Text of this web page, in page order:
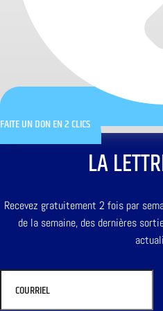
FAITE UN DON EN 2 CLICS
LA
Recevez gratuitement 2 fois par
de la semaine, des dernières